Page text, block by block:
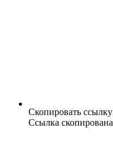
Скопировать ссылку
Ссылка скопирована